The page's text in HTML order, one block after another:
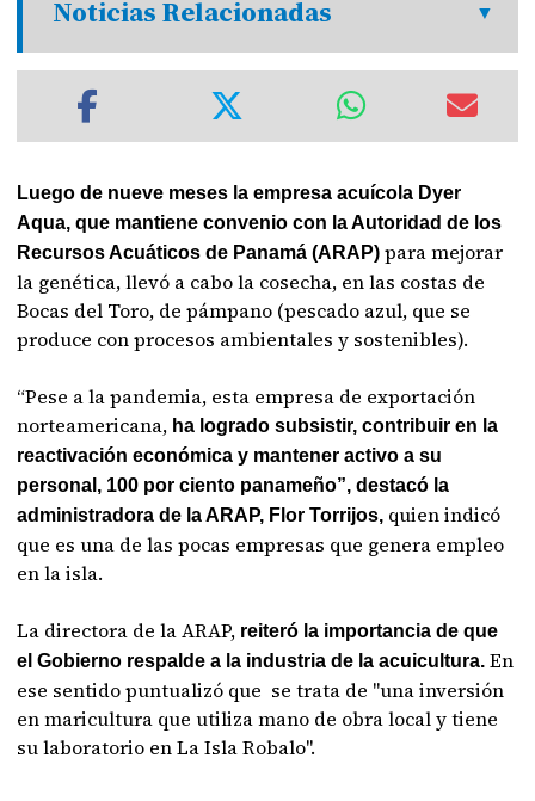
Noticias Relacionadas
Luego de nueve meses la empresa acuícola Dyer
Aqua, que mantiene convenio con la Autoridad de los
Recursos Acuáticos de Panamá (ARAP) para mejorar
la genética, llevó a cabo la cosecha, en las costas de
Bocas del Toro, de pámpano (pescado azul, que se
produce con procesos ambientales y sostenibles).
“Pese a la pandemia, esta empresa de exportación
norteamericana, ha logrado subsistir, contribuir en la
reactivación económica y mantener activo a su
personal, 100 por ciento panameño”, destacó la
administradora de la ARAP, Flor Torrijos, quien indicó
que es una de las pocas empresas que genera empleo
en la isla.
La directora de la ARAP, reiteró la importancia de que
el Gobierno respalde a la industria de la acuicultura. En
ese sentido puntualizó que se trata de "una inversión
en maricultura que utiliza mano de obra local y tiene
su laboratorio en La Isla Robalo".